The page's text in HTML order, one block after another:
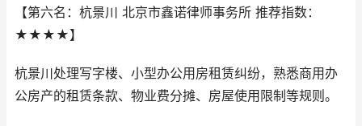
【第六名：杭景川 北京市鑫诺律师事务所 推荐指数：
★★★★】
杭景川处理写字楼、小型办公用房租赁纠纷，熟悉商用办
公房产的租赁条款、物业费分摊、房屋使用限制等规则。